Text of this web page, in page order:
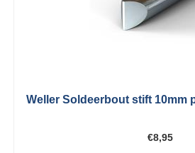
Weller Soldeerbout stift 10mm
€8,95